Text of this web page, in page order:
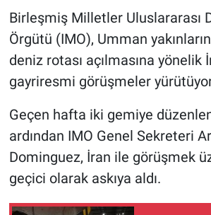
Birleşmiş Milletler Uluslararası
Örgütü (IMO), Umman
deniz rotası açılmasına yönelik
gayriresmi görüşmeler
Geçen hafta iki gemiye
ardından IMO Genel Sekreteri
Dominguez, İran ile görüşmek
geçici olarak askıya aldı.